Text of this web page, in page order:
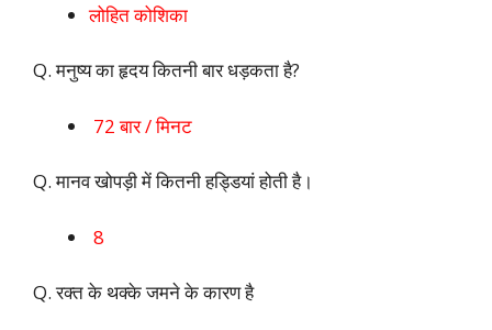
लोहित कोशिका
Q. मनुष्य का हृदय कितनी बार धड़कता है?
72 बार / मिनट
Q. मानव खोपड़ी में कितनी हड्डियां होती है।
8
Q. रक्त के थक्के जमने के कारण है